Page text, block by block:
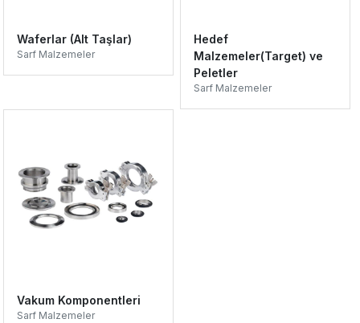
Waferlar (Alt Taşlar)
Sarf Malzemeler
Hedef
Malzemeler(Target) ve
Peletler
Sarf Malzemeler
Vakum Komponentleri
Sarf Malzemeler